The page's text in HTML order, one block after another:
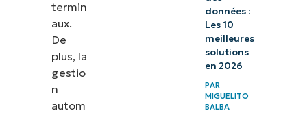
termin
aux.
De
plus, la
gestio
n
autom
données :
Les 10
meilleures
solutions
en 2026
PAR
MIGUELITO
BALBA